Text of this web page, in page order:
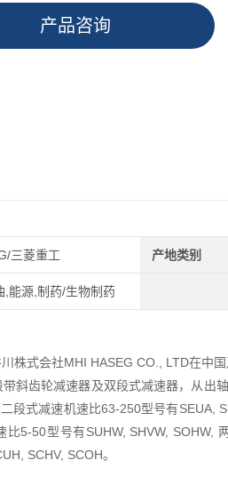
产品咨询
三菱重工 产地类别
,能源,制药/生物制药
株式会社MHI HASEG CO., LTD在中国
斜齿轮减速器及双段式减速器，从出
段式减速机速比63-250型号有SEUA,
5-50型号有SUHW, SHVW, SOHW,
SCHV, SCOH。